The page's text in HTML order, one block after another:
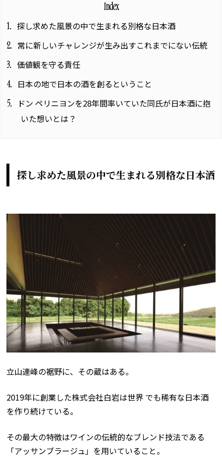
Index
1 探し求めた風景の中で生まれる別格な日本酒
2 常に新しいチャレンジが生み出すこれまでにない伝統
3 価値観を守る責任
4 日本の地で日本の酒を創るということ
5
ドン ペリニヨンを28年間率いていた同氏が日本酒に抱
いた想いとは？
探し求めた風景の中で生まれる別格な日本酒
立山連峰の裾野に、その蔵はある。
2019年に創業した株式会社白岩は世界 でも稀有な日本酒
を作り続けている。
その最大の特徴はワインの伝統的なブレンド技法である
「アッサンブラージュ」を用いていること。